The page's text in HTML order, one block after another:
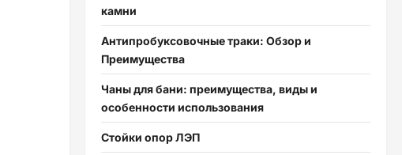
камни
Антипробуксовочные траки: Обзор и
Преимущества
Чаны для бани: преимущества, виды и
особенности использования
Стойки опор ЛЭП